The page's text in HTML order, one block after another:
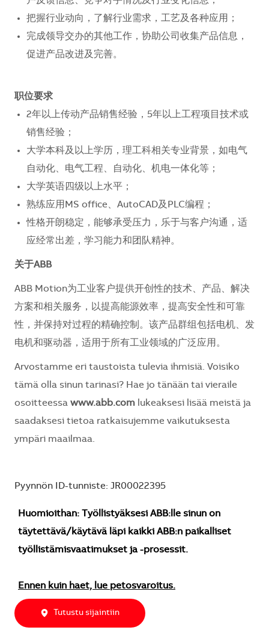
把握行业动向，了解行业需求，工艺及各种应用；
完成领导交办的其他工作，协助公司收集产品信息，
促进产品改进及完善。
职位要求
2年以上传动产品销售经验，5年以上工程项目技术或
销售经验；
大学本科及以上学历，理工科相关专业背景，如电气
自动化、电气工程、自动化、机电一体化等；
大学英语四级以上水平；
熟练应用MS office、AutoCAD及PLC编程；
性格开朗稳定，能够承受压力，乐于与客户沟通，适
应经常出差，学习能力和团队精神。
关于ABB
ABB Motion为工业客户提供开创性的技术、产品、解决
方案和相关服务，以提高能源效率，提高安全性和可靠
性，并保持对过程的精确控制。该产品群组包括电机、发
电机和驱动器，适用于所有工业领域的广泛应用。
Arvostamme eri taustoista tulevia ihmisiä. Voisiko
tämä olla sinun tarinasi? Hae jo tänään tai vieraile
osoitteessa www.abb.com lukeaksesi lisää meistä ja
saadaksesi tietoa ratkaisujemme vaikutuksesta
ympäri maailmaa.
Pyynnön ID-tunniste: JR00022395
Huomioithan: Työllistyäksesi ABB:lle sinun on
täytettävä/käytävä läpi kaikki ABB:n paikalliset
työllistämisvaatimukset ja -prosessit.
Ennen kuin haet, lue petosvaroitus.
Tutustu sijaintiin